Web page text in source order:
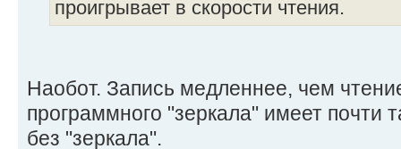
проигрывает в скорости чтения.
Наобот. Запись медленнее, чем
программного "зеркала" имеет почти
без "зеркала".